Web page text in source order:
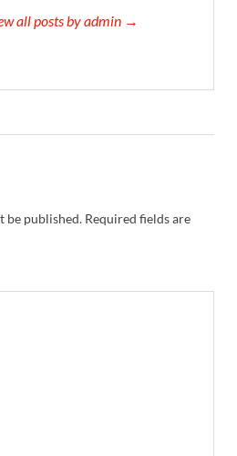
all posts by admin →
be published. Required fields are